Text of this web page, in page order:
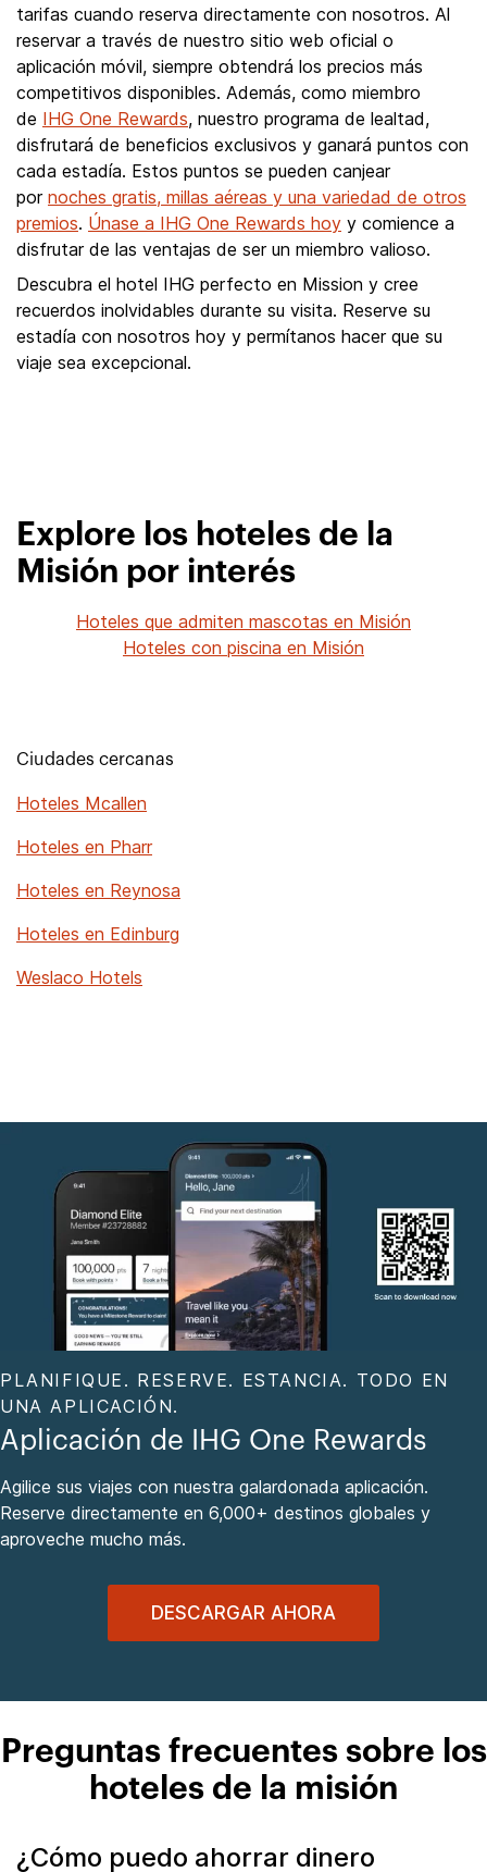
tarifas cuando reserva directamente con nosotros. Al
reservar a través de nuestro sitio web oficial o
aplicación móvil, siempre obtendrá los precios más
competitivos disponibles. Además, como miembro
de IHG One Rewards, nuestro programa de lealtad,
disfrutará de beneficios exclusivos y ganará puntos con
cada estadía. Estos puntos se pueden canjear
por noches gratis, millas aéreas y una variedad de otros
premios. Únase a IHG One Rewards hoy y comience a
disfrutar de las ventajas de ser un miembro valioso.
Descubra el hotel IHG perfecto en Mission y cree
recuerdos inolvidables durante su visita. Reserve su
estadía con nosotros hoy y permítanos hacer que su
viaje sea excepcional.
Explore los hoteles de la
Misión por interés
Hoteles que admiten mascotas en Misión
Hoteles con piscina en Misión
Ciudades cercanas
Hoteles Mcallen
Hoteles en Pharr
Hoteles en Reynosa
Hoteles en Edinburg
Weslaco Hotels
PLANIFIQUE. RESERVE. ESTANCIA. TODO EN
UNA APLICACIÓN.
Aplicación de IHG One Rewards
Agilice sus viajes con nuestra galardonada aplicación.
Reserve directamente en 6,000+ destinos globales y
aproveche mucho más.
DESCARGAR AHORA
Preguntas frecuentes sobre los
hoteles de la misión
¿Cómo puedo ahorrar dinero